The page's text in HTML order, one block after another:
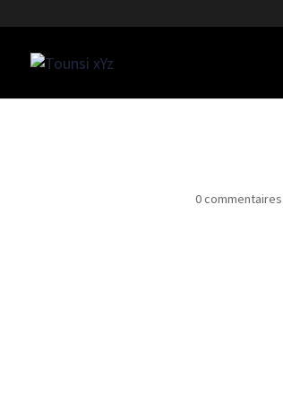
|0 commentaires